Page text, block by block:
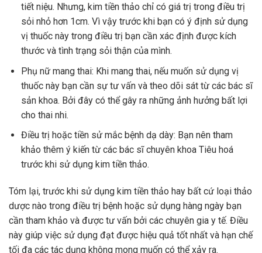
tiết niệu. Nhưng, kim tiền thảo chỉ có giá trị trong điều trị
sỏi nhỏ hơn 1cm. Vì vậy trước khi bạn có ý định sử dụng
vị thuốc này trong điều trị bạn cần xác định được kích
thước và tình trạng sỏi thận của mình.
Phụ nữ mang thai: Khi mang thai, nếu muốn sử dụng vị
thuốc này bạn cần sự tư vấn và theo dõi sát từ các bác sĩ
sản khoa. Bởi đây có thể gây ra những ảnh hưởng bất lợi
cho thai nhi.
Điều trị hoặc tiền sử mắc bệnh dạ dày: Bạn nên tham
khảo thêm ý kiến từ các bác sĩ chuyên khoa Tiêu hoá
trước khi sử dụng kim tiền thảo.
Tóm lại, trước khi sử dụng kim tiền thảo hay bất cứ loại thảo
dược nào trong điều trị bệnh hoặc sử dụng hàng ngày bạn
cần tham khảo và được tư vấn bởi các chuyên gia y tế. Điều
này giúp việc sử dụng đạt được hiệu quả tốt nhất và hạn chế
tối đa các tác dụng không mong muốn có thể xảy ra.